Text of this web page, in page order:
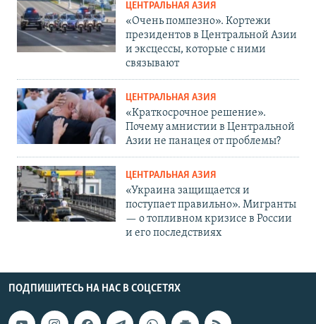
ЦЕНТРАЛЬНАЯ АЗИЯ
«Очень помпезно». Кортежи
президентов в Центральной Азии
и эксцессы, которые с ними
связывают
ЦЕНТРАЛЬНАЯ АЗИЯ
«Краткосрочное решение».
Почему амнистии в Центральной
Азии не панацея от проблемы?
ЦЕНТРАЛЬНАЯ АЗИЯ
«Украина защищается и
поступает правильно». Мигранты
— о топливном кризисе в России
и его последствиях
ПОДПИШИТЕСЬ НА НАС В СОЦСЕТЯХ